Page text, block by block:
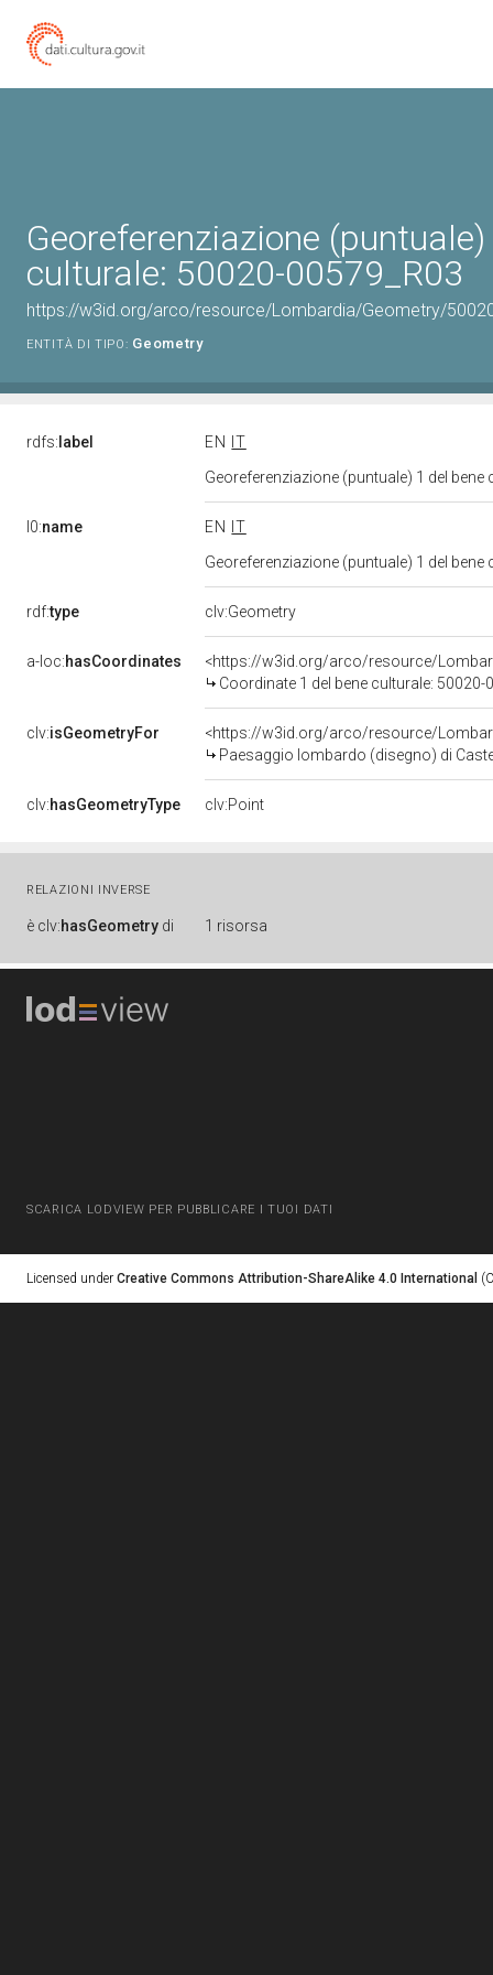
Georeferenziazione
culturale: 50020-00579_R03
https://w3id.org/arco/resource/Lombardia/Geometry/
ENTITÀ DI TIPO: Geometry
rdfs: label EN
IT
Georeferenziazione (puntuale) 1 del
l0:name EN
IT
Georeferenziazione (puntuale) 1 del
rdf:type clv:Geometry
a-loc:hasCoordinates
<https://w3id.org/arco/resource/
Coordinate 1 del bene culturale: 50020-
clv:isGeometryFor
<https://w3id.org/arco/resource/
Paesaggio lombardo (disegno) di
clv:hasGeometryType clv:Point
RELAZIONI INVERSE
è clv:hasGeometry di 1 risorsa
SCARICA LODVIEW PER PUBBLICARE I TUOI DATI
Licensed under Creative Commons Attribution-ShareAlike 4.0 International